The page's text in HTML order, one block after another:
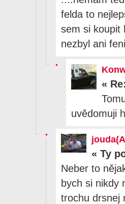
felda to
sem si koupit
nezbyl ani
«
uvědomuji
« Ty
Neber to
bych si nikdy
trochu drsnej